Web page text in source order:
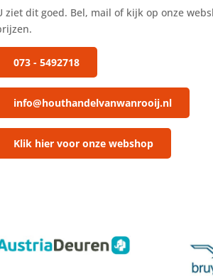
ziet dit goed. Bel, mail of kijk op onze
073 - 5492718
info@houthandelvanwanrooij.nl
Klik hier voor onze webshop